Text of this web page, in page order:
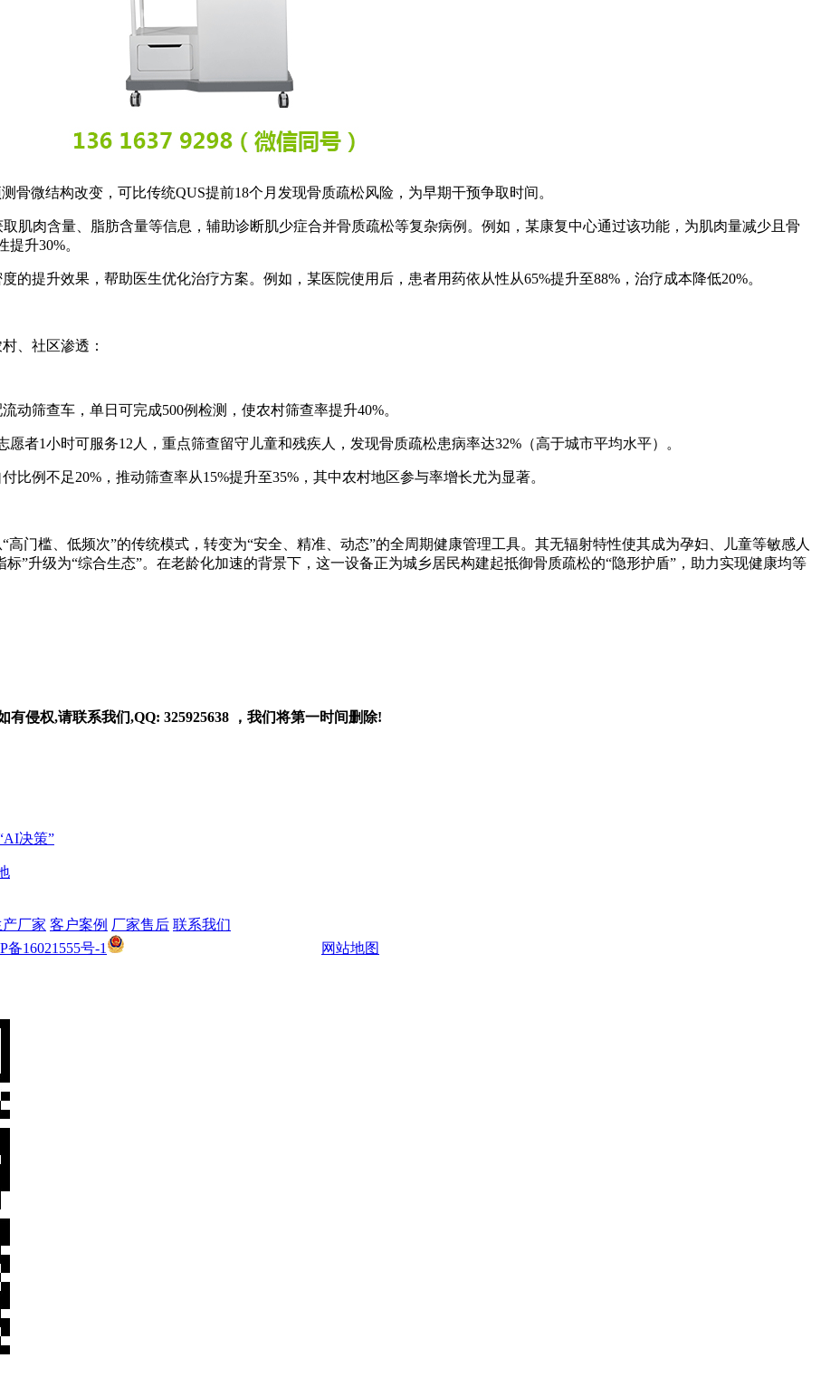
骨微结构改变，可比传统QUS提前18个月发现骨质疏松风险，为早期干预争取时间。
肌肉含量、脂肪含量等信息，辅助诊断肌少症合并骨质疏松等复杂病例。例如，某康复中心通过该功能，为肌肉量减少且骨
升30%。
提升效果，帮助医生优化治疗方案。例如，某医院使用后，患者用药依从性从65%提升至88%，治疗成本降低20%。
、社区渗透：
筛查车，单日可完成500例检测，使农村筛查率提升40%。
者1小时可服务12人，重点筛查留守儿童和残疾人，发现骨质疏松患病率达32%（高于城市平均水平）。
例不足20%，推动筛查率从15%提升至35%，其中农村地区参与率增长尤为显著。
高门槛、低频次”的传统模式，转变为“安全、精准、动态”的全周期健康管理工具。其无辐射特性使其成为孕妇、儿童等敏感人
”升级为“综合生态”。在老龄化加速的背景下，这一设备正为城乡居民构建起抵御骨质疏松的“隐形护盾”，助力实现健康均等
侵权,请联系我们,QQ: 325925638 ，我们将第一时间删除!
决策”
厂家 客户案例 厂家售后 联系我们
备16021555号-1 网站地图